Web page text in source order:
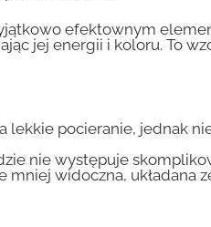
efektownym
jej energii i koloru. To
lekkie pocieranie, jednak
nie występuje
mniej widoczna, układana